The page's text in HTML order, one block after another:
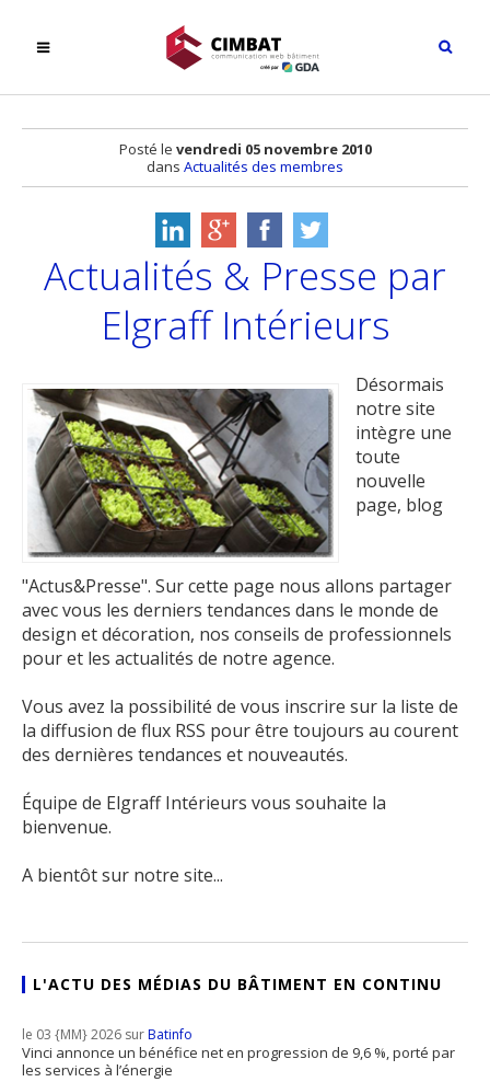
Posté le vendredi 05 novembre 2010
dans Actualités des membres
Actualités & Presse par
Elgraff Intérieurs
Désormais
notre site
intègre une
toute
nouvelle
page, blog
"Actus&Presse". Sur cette page nous allons partager
avec vous les derniers tendances dans le monde de
design et décoration, nos conseils de professionnels
pour et les actualités de notre agence.
Vous avez la possibilité de vous inscrire sur la liste de
la diffusion de flux RSS pour être toujours au courent
des dernières tendances et nouveautés.
Équipe de Elgraff Intérieurs vous souhaite la
bienvenue.
A bientôt sur notre site...
L'ACTU DES MÉDIAS DU BÂTIMENT EN CONTINU
le 03 {MM} 2026 surBatinfo
Vinci annonce un bénéfice net en progression de 9,6 %, porté par
les services à l’énergie